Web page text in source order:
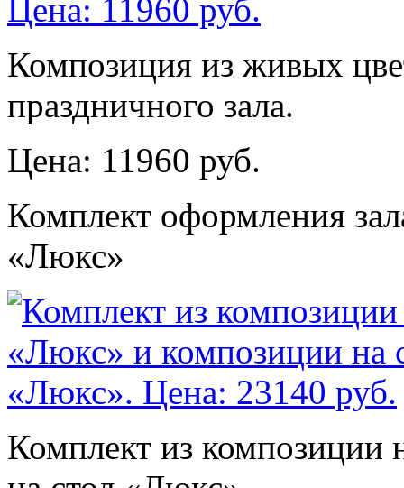
Композиция из живых
праздничного зала.
Цена: 11960 руб.
Комплект оформления
«Люкс»
Комплект из композиции